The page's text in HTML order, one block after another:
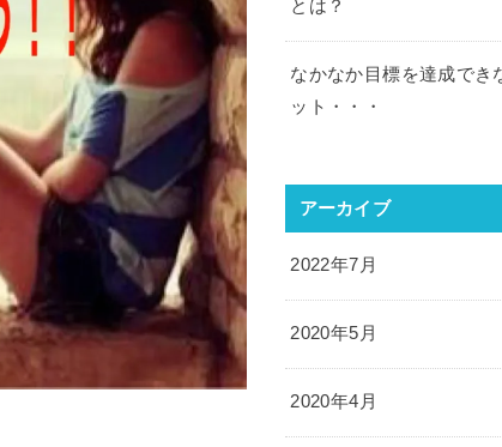
とは？
なかなか目標を達成でき
ット・・・
アーカイブ
2022年7月
2020年5月
2020年4月